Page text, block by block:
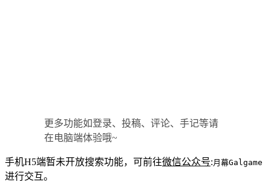
更多功能如登录、投稿、评论、手记等请
在电脑端体验哦~
手机H5端暂未开放搜索功能，可前往微信公众号: 月幕Galgame
进行交互。